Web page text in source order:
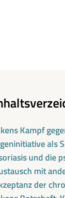
Kampf
als
und die
mit
der